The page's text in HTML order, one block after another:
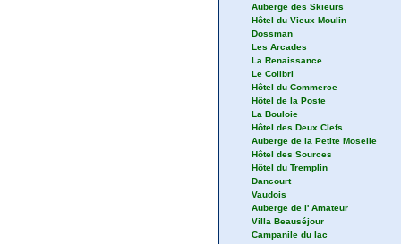
Auberge des Skieurs
Hôtel du Vieux Moulin
Dossman
Les Arcades
La Renaissance
Le Colibri
Hôtel du Commerce
Hôtel de la Poste
La Bouloie
Hôtel des Deux Clefs
Auberge de la Petite Moselle
Hôtel des Sources
Hôtel du Tremplin
Dancourt
Vaudois
Auberge de l' Amateur
Villa Beauséjour
Campanile du lac